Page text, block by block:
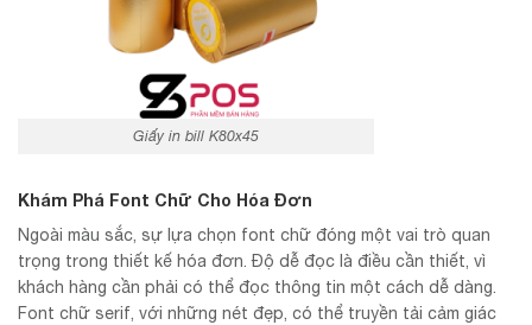
Giấy in bill K80x45
Khám Phá Font Chữ Cho Hóa Đơn
Ngoài màu sắc, sự lựa chọn font chữ đóng một vai trò quan
trọng trong thiết kế hóa đơn. Độ dễ đọc là điều cần thiết, vì
khách hàng cần phải có thể đọc thông tin một cách dễ dàng.
Font chữ serif, với những nét đẹp, có thể truyền tải cảm giác